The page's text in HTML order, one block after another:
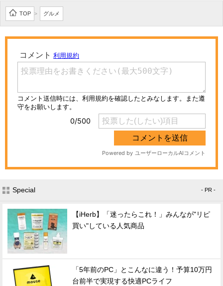
TOP > グルメ
Special - PR -
【iHerb】「迷ったらこれ！」みんなが"リピ
買い"している人気商品
「5年前のPC」とこんなに違う！予算10万円
台前半で実現する快適PCライフ